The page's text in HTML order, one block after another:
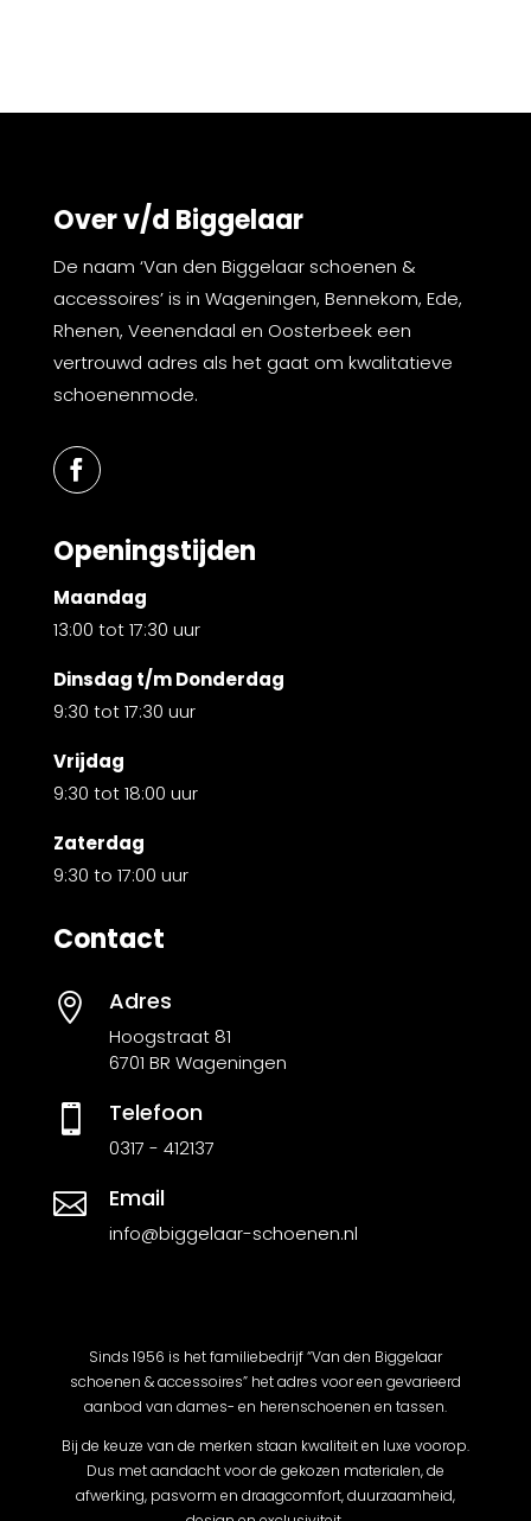
Over v/d Biggelaar
De naam ‘Van den Biggelaar schoenen &
accessoires’ is in Wageningen, Bennekom, Ede,
Rhenen, Veenendaal en Oosterbeek een
vertrouwd adres als het gaat om kwalitatieve
schoenenmode.
Openingstijden
Maandag
13:00 tot 17:30 uur
Dinsdag t/m Donderdag
9:30 tot 17:30 uur
Vrijdag
9:30 tot 18:00 uur
Zaterdag
9:30 to 17:00 uur
Contact
 Adres
Hoogstraat 81
6701 BR Wageningen
 Telefoon
0317 - 412137
 Email
info@biggelaar-schoenen.nl
Sinds 1956 is het familiebedrijf “Van den Biggelaar
schoenen & accessoires” het adres voor een gevarieerd
aanbod van dames- en herenschoenen en tassen.
Bij de keuze van de merken staan kwaliteit en luxe voorop.
Dus met aandacht voor de gekozen materialen, de
afwerking, pasvorm en draagcomfort, duurzaamheid,